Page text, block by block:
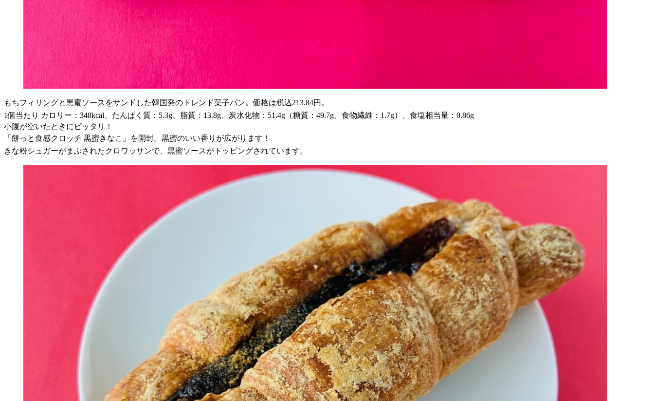
もちフィリングと黒蜜ソースをサンドした韓国発のトレンド菓子パン。価格は税込213.84円。
1個当たり カロリー：348kcal、たんぱく質：5.3g、脂質：13.8g、炭水化物：51.4g（糖質：49.7g、食物繊維：1.7g）、食塩相当量：0.86g
小腹が空いたときにピッタリ！
「餅っと食感クロッチ 黒蜜きなこ」を開封。黒蜜のいい香りが広がります！
きな粉シュガーがまぶされたクロワッサンで、黒蜜ソースがトッピングされています。